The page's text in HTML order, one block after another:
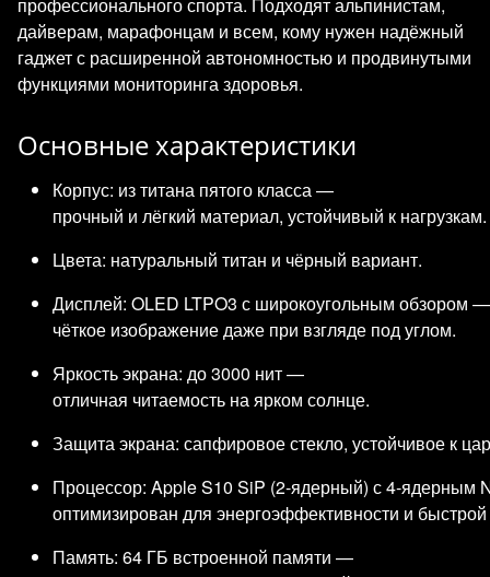
дайверам, марафонцам и всем, кому нужен надёжный
гаджет с расширенной автономностью и продвинутыми
функциями мониторинга здоровья.
Основные характеристики
Корпус: из титана пятого класса —
прочный и лёгкий материал, устойчивый к нагрузкам.
Цвета: натуральный титан и чёрный вариант.
Дисплей: OLED LTPO3 с широкоугольным обзором —
чёткое изображение даже при взгляде под углом.
Яркость экрана: до 3000 нит —
отличная читаемость на ярком солнце.
Защита экрана: сапфировое стекло, устойчивое к
Процессор: Apple S10 SiP (2‑ядерный) с 4‑ядерным
оптимизирован для энергоэффективности и
Память: 64 ГБ встроенной памяти —